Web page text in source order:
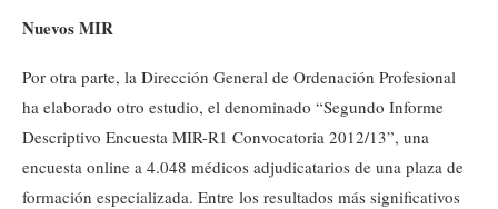
Nuevos MIR
Por otra parte, la Dirección General de Ordenación Profesional
ha elaborado otro estudio, el denominado “Segundo Informe
Descriptivo Encuesta MIR-R1 Convocatoria 2012/13”, una
encuesta online a 4.048 médicos adjudicatarios de una plaza de
formación especializada. Entre los resultados más significativos